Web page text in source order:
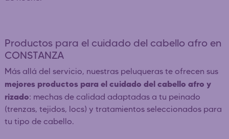
Productos para el cuidado del cabello afro en
CONSTANZA
Más allá del servicio, nuestras peluqueras te ofrecen sus
mejores productos para el cuidado del cabello afro y
rizado: mechas de calidad adaptadas a tu peinado
(trenzas, tejidos, locs) y tratamientos seleccionados para
tu tipo de cabello.